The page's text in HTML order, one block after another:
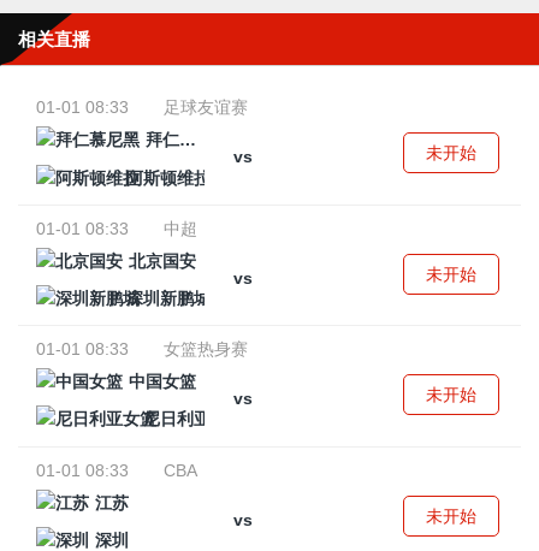
相关直播
01-01 08:33
足球友谊赛
拜仁慕尼黑
vs
阿斯顿维拉
未开始
01-01 08:33
中超
北京国安
vs
深圳新鹏城
未开始
01-01 08:33
女篮热身赛
中国女篮
vs
尼日利亚女篮
未开始
01-01 08:33
CBA
江苏
vs
深圳
未开始